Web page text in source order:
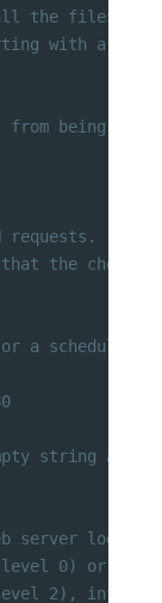
the files and
with a ; are
being
requests.
the checks
a scheduled
string
server log.
0) or
2), info